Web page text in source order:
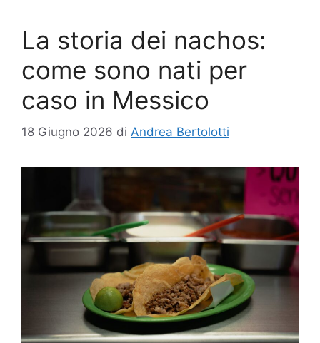
La storia dei nachos:
come sono nati per
caso in Messico
18 Giugno 2026 di Andrea Bertolotti